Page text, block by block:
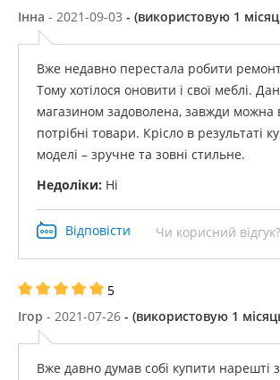
Інна - 2021-09-03 - (використовую 1
Вже недавно перестала робити
Тому хотілося оновити і свої меблі.
магазином задоволена, завжди можна
потрібні товари. Крісло в результаті
моделі – зручне та зовні стильне.
Недоліки: Ні
Відповісти Чи корисний відгук?
5
Ігор - 2021-07-26 - (використовую 1
Вже давно думав собі купити нарешті